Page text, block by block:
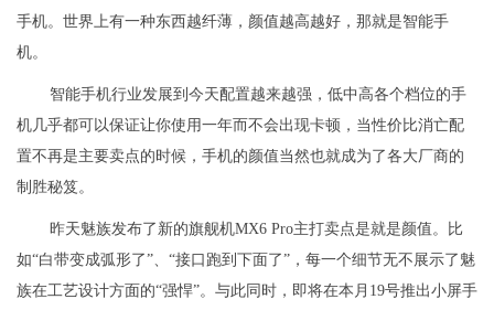
手机。世界上有一种东西越纤薄，颜值越高越好，那就是智能手
机。
智能手机行业发展到今天配置越来越强，低中高各个档位的手
机几乎都可以保证让你使用一年而不会出现卡顿，当性价比消亡配
置不再是主要卖点的时候，手机的颜值当然也就成为了各大厂商的
制胜秘笈。
昨天魅族发布了新的旗舰机MX6 Pro主打卖点是就是颜值。比
如“白带变成弧形了”、“接口跑到下面了”，每一个细节无不展示了魅
族在工艺设计方面的“强悍”。与此同时，即将在本月19号推出小屏手